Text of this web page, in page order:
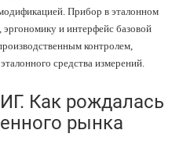
Прибор в эталонном
и интерфейс базовой
контролем,
средства измерений.
Как рождалась
рынка